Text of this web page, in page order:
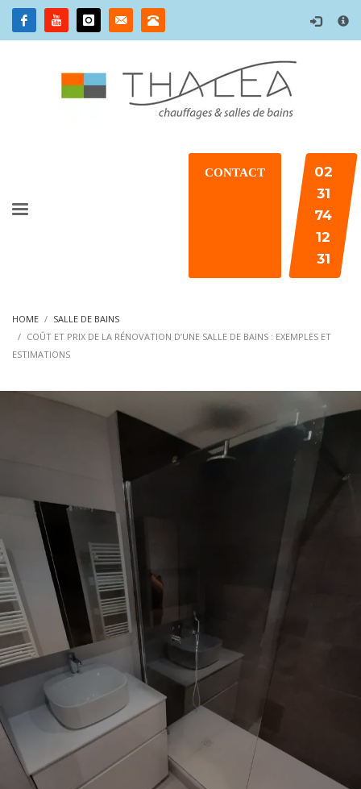
×
CONTACT
02
31
74
12
31
HOME
SALLE DE BAINS
COÛT ET PRIX DE LA RÉNOVATION D’UNE SALLE DE BAINS : EXEMPLES ET
ESTIMATIONS